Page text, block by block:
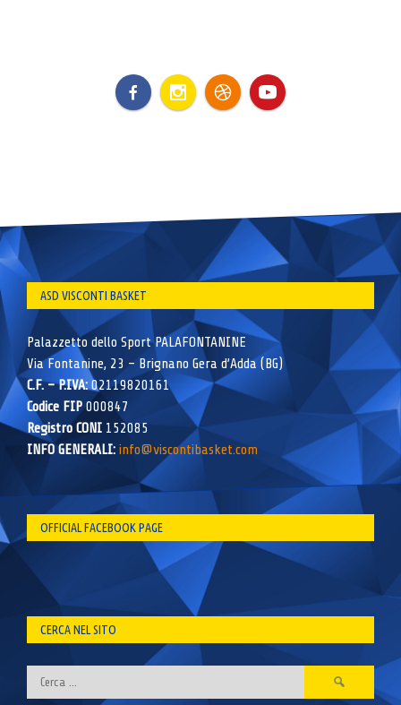
ASD VISCONTI BASKET
Palazzetto dello Sport PALAFONTANINE
Via Fontanine, 23 – Brignano Gera d’Adda (BG)
C.F. – P.IVA:02119820161
Codice FIP000847
Registro CONI 152085
INFO GENERALI: info@viscontibasket.com
OFFICIAL FACEBOOK PAGE
CERCA NEL SITO
Ricerca
per: